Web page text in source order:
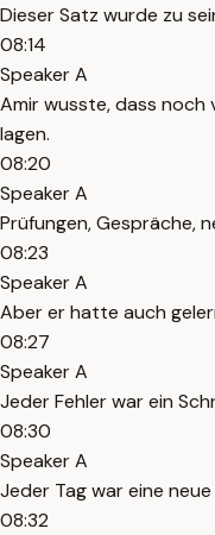
Dieser Satz wurde zu
08:14
Speaker A
Amir wusste, dass noch
lagen.
08:20
Speaker A
Prüfungen, Gespräche,
08:23
Speaker A
Aber er hatte auch
08:27
Speaker A
Jeder Fehler war ein
08:30
Speaker A
Jeder Tag war eine
08:32